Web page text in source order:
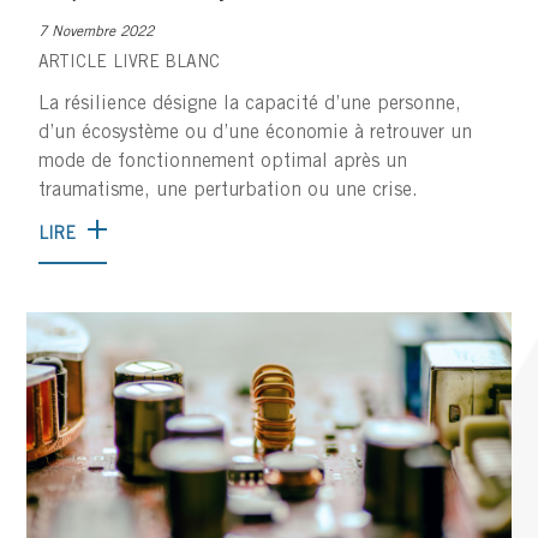
7 Novembre 2022
ARTICLE LIVRE BLANC
La résilience désigne la capacité d’une personne,
d’un écosystème ou d’une économie à retrouver un
mode de fonctionnement optimal après un
traumatisme, une perturbation ou une crise.
LIRE